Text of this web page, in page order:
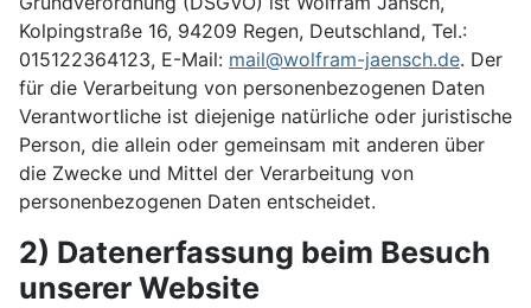
Kolpingstraße 16, 94209 Regen, Deutschland, Tel.:
015122364123, E-Mail: mail@wolfram-jaensch.de. Der
für die Verarbeitung von personenbezogenen Daten
Verantwortliche ist diejenige natürliche oder juristische
Person, die allein oder gemeinsam mit anderen über
die Zwecke und Mittel der Verarbeitung von
personenbezogenen Daten entscheidet.
2) Datenerfassung beim Besuch
unserer Website